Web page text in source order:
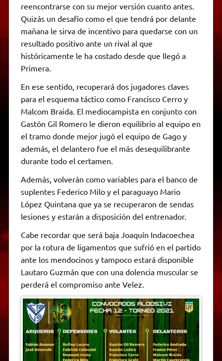
reencontrarse con su mejor versión cuanto antes.
Quizás un desafío como el que tendrá por delante
mañana le sirva de incentivo para quedarse con un
resultado positivo ante un rival al que
históricamente le ha costado desde que llegó a
Primera.
En ese sentido, recuperará dos jugadores claves
para el esquema táctico como Francisco Cerro y
Malcom Braida. El mediocampista en conjunto con
Gastón Gil Romero le dieron equilibrio al equipo en
el tramo donde mejor jugó el equipo de Gago y
además, el delantero fue el más desequilibrante
durante todo el certamen.
Además, volverán como variables para el banco de
suplentes Federico Milo y el paraguayo Mario
López Quintana que ya se recuperaron de sendas
lesiones y estarán a disposición del entrenador.
Cabe recordar que será baja Joaquín Indacoechea
por la rotura de ligamentos que sufrió en el partido
ante los mendocinos y tampoco estará disponible
Lautaro Guzmán que con una dolencia muscular se
perderá el compromiso ante Velez.